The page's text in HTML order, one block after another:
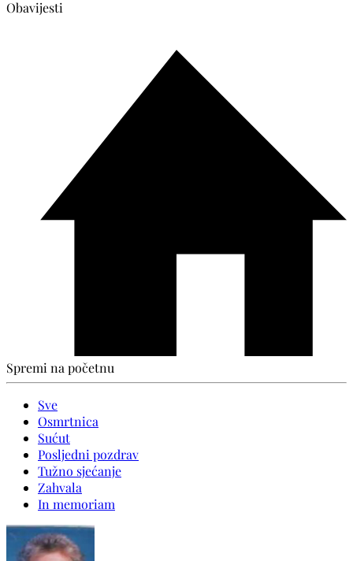
Obavijesti
Spremi na početnu
Sve
Osmrtnica
Sućut
Posljedni pozdrav
Tužno sjećanje
Zahvala
In memoriam